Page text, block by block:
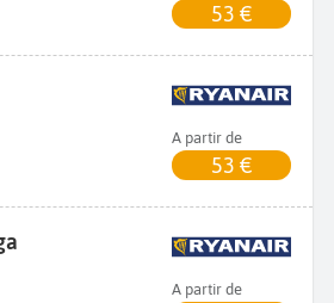
53 €
A partir de
53 €
A partir de